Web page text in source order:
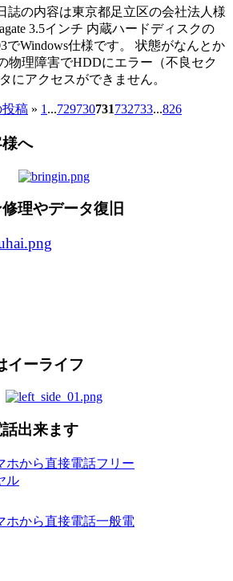
誌の内容は東京都足立区の会社法人様
3.5インチ 内蔵ハードディスクの
でWindows仕様です。 状態がなんとか
物理障害でHDDにエラー（不良セク
にアクセスができません。
投稿 » 1 ...729730731732733...826
へ
理やデータ復旧
イーライフ
出来ます